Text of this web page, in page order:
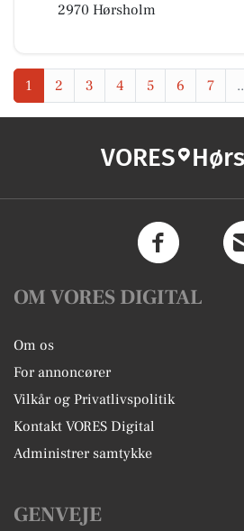
2970 Hørsholm
1 2 3 4 5 6 7
VORES
OM VORES DIGITAL
Om os
For annoncører
Vilkår og Privatlivspolitik
Kontakt VORES Digital
Administrer samtykke
GENVEJE